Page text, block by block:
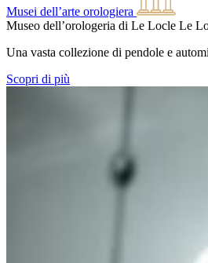
Musei dell’arte orologiera
Museo dell’orologeria di Le Locle Le
Una vasta collezione di pendole e
Scopri di più